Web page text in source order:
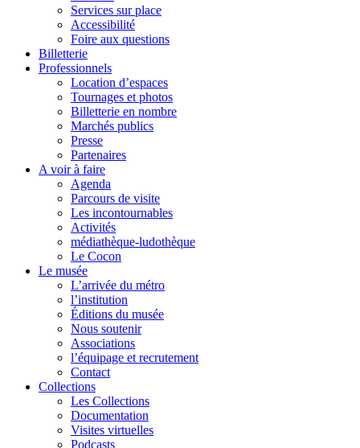
Services sur place
Accessibilité
Foire aux questions
Billetterie
Professionnels
Location d’espaces
Tournages et photos
Billetterie en nombre
Marchés publics
Presse
Partenaires
A voir à faire
Agenda
Parcours de visite
Les incontournables
Activités
médiathèque-ludothèque
Le Cocon
Le musée
L’arrivée du métro
l’institution
Éditions du musée
Nous soutenir
Associations
l’équipage et recrutement
Contact
Collections
Les Collections
Documentation
Visites virtuelles
Podcasts